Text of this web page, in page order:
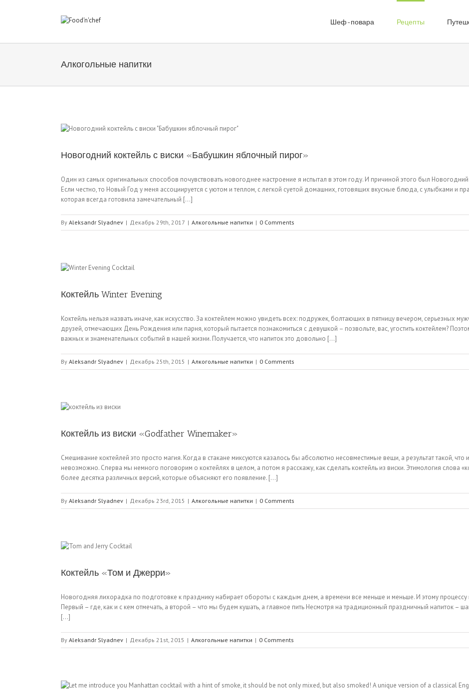
Шеф-повара Рецепты
Алкогольные напитки
Новогодний коктейль с виски «Бабушкин яблочный пирог»
Один из самых оригинальных способов почувствовать новогоднее настроение я испытал в этом году. И причиной этого был Новогодний
Если честно, то Новый Год у меня ассоциируется с уютом и теплом, с легкой суетой домашних, готовящих вкусные блюда, с улыбками и
которая всегда готовила замечательный [...]
By Aleksandr Slyadnev | Декабрь 29th, 2017 | Алкогольные напитки | 0 Comments
Коктейль Winter Evening
Коктейль нельзя назвать иначе, как искусство. За коктейлем можно увидеть всех: подружек, болтающих в пятницу вечером, серьезных
друзей, отмечающих День Рождения или парня, который пытается познакомиться с девушкой – позвольте, вас, угостить коктейлем?
важных и знаменательных событий в нашей жизни. Получается, что напиток это довольно [...]
By Aleksandr Slyadnev | Декабрь 25th, 2015 | Алкогольные напитки | 0 Comments
Коктейль из виски «Godfather Winemaker»
Смешивание коктейлей это просто магия. Когда в стакане миксуются казалось бы абсолютно несовместимые вещи, а результат такой, что
невозможно. Сперва мы немного поговорим о коктейлях в целом, а потом я расскажу, как сделать коктейль из виски. Этимология слова
более десятка различных версий, которые объясняют его появление. [...]
By Aleksandr Slyadnev | Декабрь 23rd, 2015 | Алкогольные напитки | 0 Comments
Коктейль «Том и Джерри»
Новогодняя лихорадка по подготовке к празднику набирает обороты с каждым днем, а времени все меньше и меньше. И этому процессу
Первый – где, как и с кем отмечать, а второй – что мы будем кушать, а главное пить Несмотря на традиционный праздничный напиток –
[...]
By Aleksandr Slyadnev | Декабрь 21st, 2015 | Алкогольные напитки | 0 Comments